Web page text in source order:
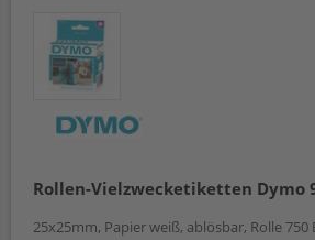
Rollen-Vielzwecketiketten Dymo
25x25mm, Papier weiß, ablösbar, Rolle 750